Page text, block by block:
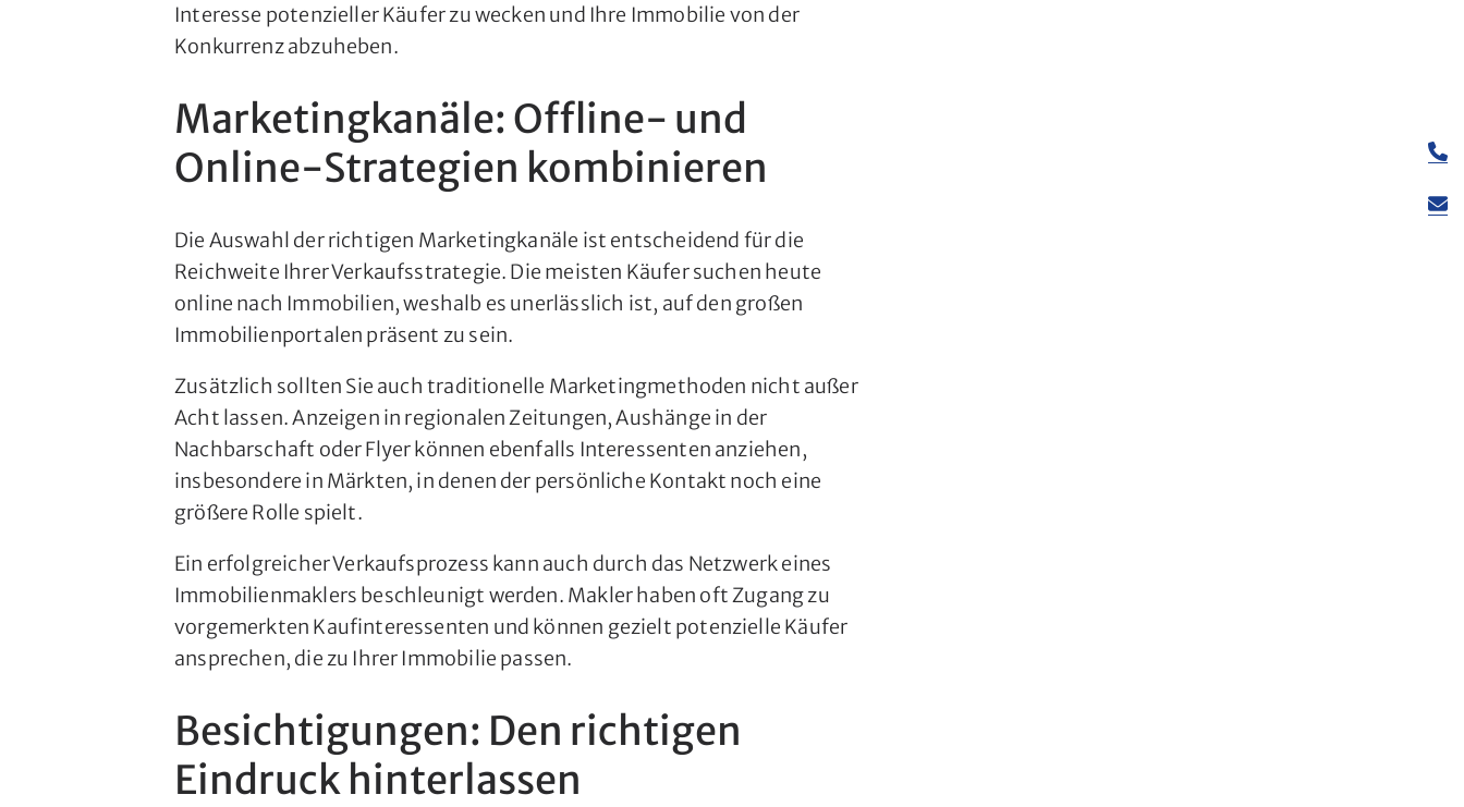
Interesse potenzieller Käufer zu wecken und Ihre Immobilie von der
Konkurrenz abzuheben.
Marketingkanäle: Offline- und
Online-Strategien kombinieren
Die Auswahl der richtigen Marketingkanäle ist entscheidend für die
Reichweite Ihrer Verkaufsstrategie. Die meisten Käufer suchen heute
online nach Immobilien, weshalb es unerlässlich ist, auf den großen
Immobilienportalen präsent zu sein.
Zusätzlich sollten Sie auch traditionelle Marketingmethoden nicht außer
Acht lassen. Anzeigen in regionalen Zeitungen, Aushänge in der
Nachbarschaft oder Flyer können ebenfalls Interessenten anziehen,
insbesondere in Märkten, in denen der persönliche Kontakt noch eine
größere Rolle spielt.
Ein erfolgreicher Verkaufsprozess kann auch durch das Netzwerk eines
Immobilienmaklers beschleunigt werden. Makler haben oft Zugang zu
vorgemerkten Kaufinteressenten und können gezielt potenzielle Käufer
ansprechen, die zu Ihrer Immobilie passen.
Besichtigungen: Den richtigen
Eindruck hinterlassen